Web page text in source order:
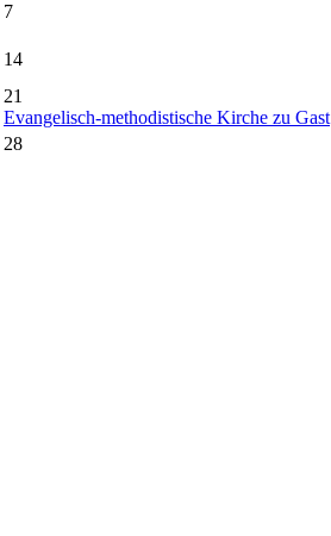
7
14
21
Evangelisch-methodistische Kirche zu Gast
28